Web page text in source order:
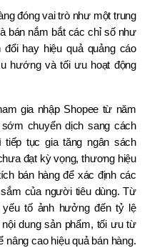
đóng vai trò như một trung
bán nắm bắt các chỉ số như
hay hiệu quả quảng cáo
hướng và tối ưu hoạt động
gia nhập Shopee từ năm
chuyển dịch sang cách
tục gia tăng ngân sách
đạt kỳ vọng, thương hiệu
bán hàng để xác định các
sắm của người tiêu dùng. Từ
tố ảnh hưởng đến tỷ lệ
dung sản phẩm, tối ưu từ
nâng cao hiệu quả bán hàng.